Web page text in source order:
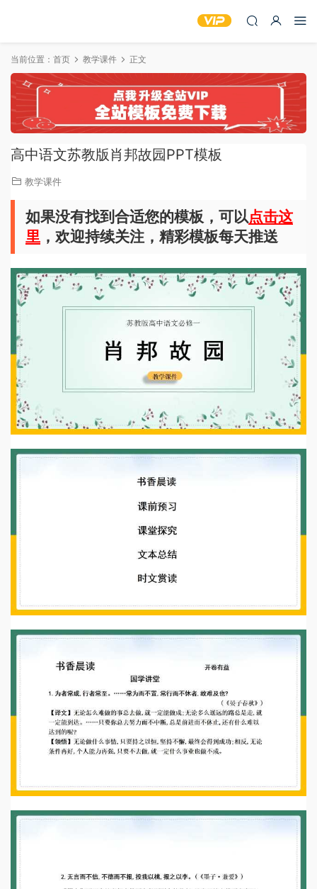
当前位置： 首页 教学课件 正文
高中语文苏教版肖邦故园PPT模板
教学课件
如果没有找到合适您的模板，可以点击这
里 ，欢迎持续关注，精彩模板每天推送